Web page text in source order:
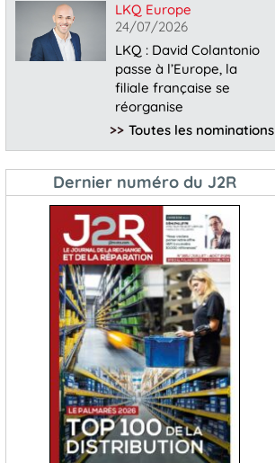
LKQ Europe
24/07/2026
LKQ : David Colantonio
passe à l’Europe, la
filiale française se
réorganise
>> Toutes les nominations
Dernier numéro du J2R